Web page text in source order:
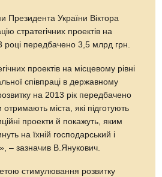
Президента України Віктора
стратегічних проектів на
році передбачено 3,5 млрд грн.
проектів на місцевому рівні
співпраці в державному
на 2013 рік передбачено
міста, які підготують
проекти й покажуть, яким
на їхній господарський і
– зазначив В.Янукович.
стимулювання розвитку